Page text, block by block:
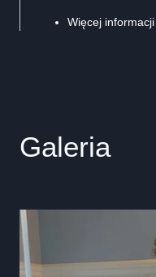
Więcej
Galeria